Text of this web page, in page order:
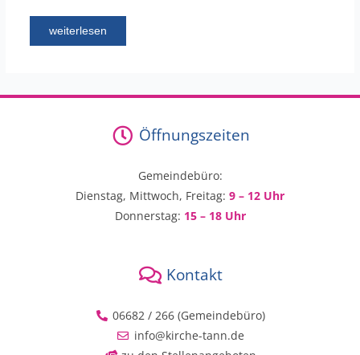
weiterlesen
Öffnungszeiten
Gemeindebüro:
Dienstag, Mittwoch, Freitag: 9 – 12 Uhr
Donnerstag: 15 – 18 Uhr
Kontakt
06682 / 266 (Gemeindebüro)
info@kirche-tann.de